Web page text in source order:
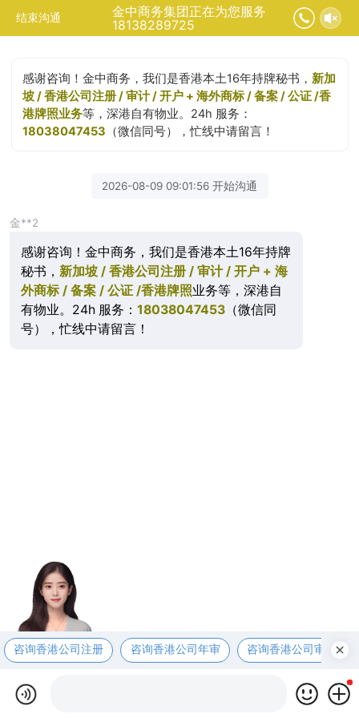
结束沟通
金中商务集团正在为您服务
18138289725
感谢咨询！金中商务，我们是香港本土16年持牌秘书，新加
坡 / 香港公司注册 / 审计 / 开户 + 海外商标 / 备案 / 公证 /香
港牌照业务等，深港自有物业。24h 服务：
18038047453 （微信同号），忙线中请留言！
2026-08-09 09:01:56 开始沟通
金**2
感谢咨询！金中商务，我们是香港本土16年持牌
秘书， 新加坡 / 香港公司注册 / 审计 / 开户 + 海
外商标 / 备案 / 公证 /香港牌照业务等，深港自
有物业。24h 服务： 18038047453（微信同
号），忙线中请留言！
咨询香港公司注册 咨询香港公司年审 咨询香港公司审计